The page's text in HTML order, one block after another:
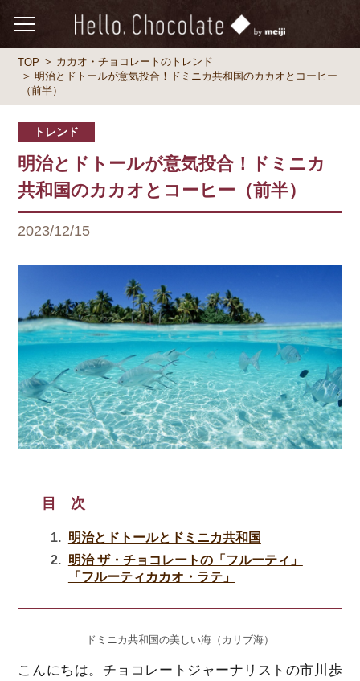
TOP
カカオ・チョコレートのトレンド
明治とドトールが意気投合！ドミニカ共和国のカカオとコーヒー
（前半）
トレンド
明治とドトールが意気投合！ドミニカ
共和国のカカオとコーヒー（前半）
2023/12/15
目 次
明治とドトールとドミニカ共和国
明治 ザ・チョコレートの「フルーティ」
「フルーティカカオ・ラテ」
ドミニカ共和国の美しい海（カリブ海）
こんにちは。チョコレートジャーナリストの市川歩